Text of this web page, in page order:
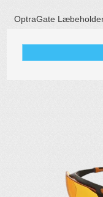
OptraGate